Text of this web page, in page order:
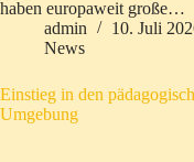
haben europaweit große…
admin
10. Juli
News
Einstieg in den
Umgebung